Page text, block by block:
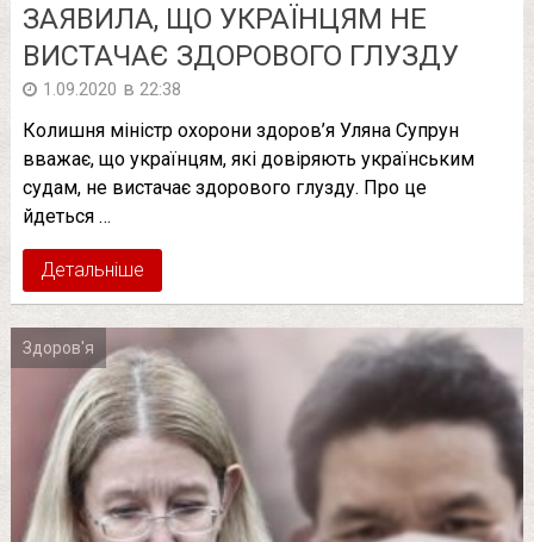
ЗАЯВИЛА, ЩО УКРАЇНЦЯМ НЕ
ВИСТАЧАЄ ЗДОРОВОГО ГЛУЗДУ
1.09.2020 в 22:38
Колишня міністр охорони здоров’я Уляна Супрун
вважає, що українцям, які довіряють українським
судам, не вистачає здорового глузду. Про це
йдеться …
Детальніше
Здоров'я